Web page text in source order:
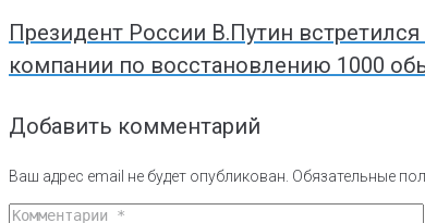
Президент России В.Путин
компании по восстановлению 1000
Добавить комментарий
Ваш адрес email не будет опубликован. Обязательные